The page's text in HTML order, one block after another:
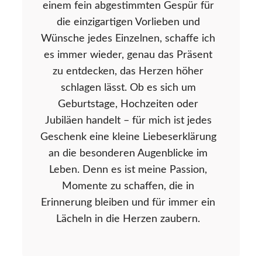
einem fein abgestimmten Gespür für
die einzigartigen Vorlieben und
Wünsche jedes Einzelnen, schaffe ich
es immer wieder, genau das Präsent
zu entdecken, das Herzen höher
schlagen lässt. Ob es sich um
Geburtstage, Hochzeiten oder
Jubiläen handelt – für mich ist jedes
Geschenk eine kleine Liebeserklärung
an die besonderen Augenblicke im
Leben. Denn es ist meine Passion,
Momente zu schaffen, die in
Erinnerung bleiben und für immer ein
Lächeln in die Herzen zaubern.